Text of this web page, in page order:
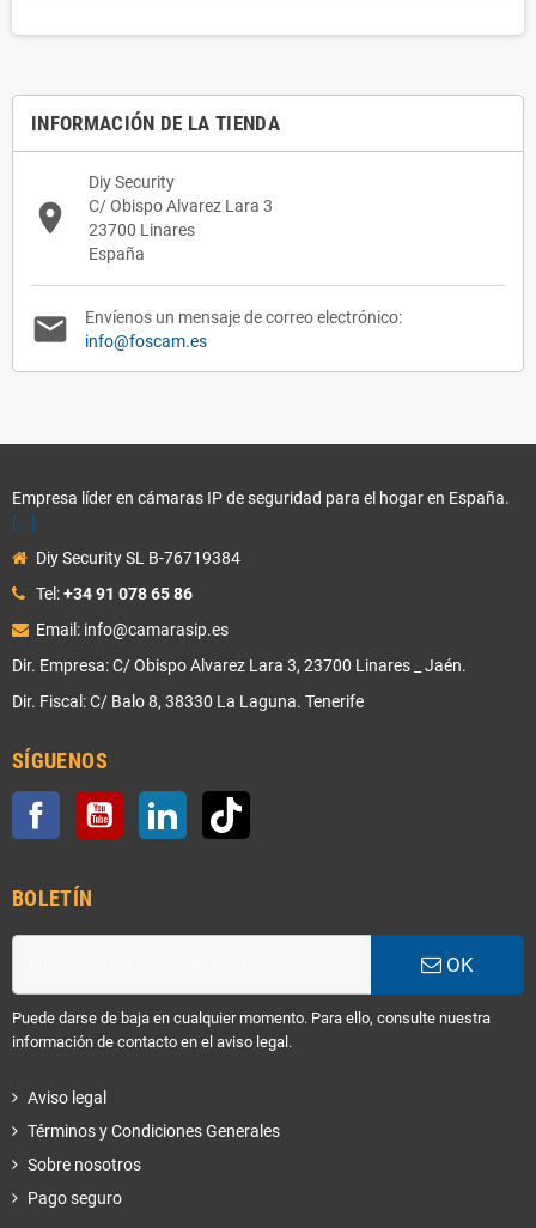
INFORMACIÓN DE LA TIENDA
place
Diy Security
C/ Obispo Alvarez Lara 3
23700 Linares
España
mail
Envíenos un mensaje de correo electrónico:
info@foscam.es
Empresa líder en cámaras IP de seguridad para el hogar en España.
[...]
Diy Security SL B-76719384
Tel:+34 91 078 65 86
Email: info@camarasip.es
Dir. Empresa: C/ Obispo Alvarez Lara 3, 23700 Linares _ Jaén.
Dir. Fiscal: C/ Balo 8, 38330 La Laguna. Tenerife
SÍGUENOS
Facebook YouTube LinkedIn
BOLETÍN
OK
Puede darse de baja en cualquier momento. Para ello, consulte nuestra
información de contacto en el aviso legal.
Aviso legal
Términos y Condiciones Generales
Sobre nosotros
Pago seguro